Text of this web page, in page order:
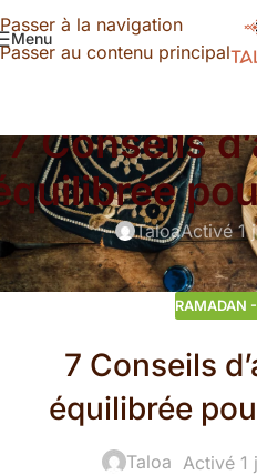
Passer à la navigation
Passer au contenu principal
Menu
7 Conseils
TaloaActivé 1
RAMADAN
7 Conseils
équilibrée
Taloa Activé 1